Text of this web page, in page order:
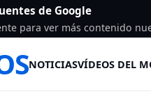
de Google
para ver más contenido
NOTICIASVÍDEOS DEL